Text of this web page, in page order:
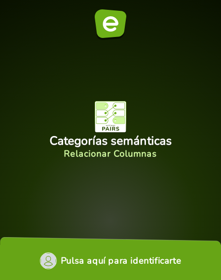
Categorías semánticas
Relacionar Columnas
Pulsa aquí para identificarte